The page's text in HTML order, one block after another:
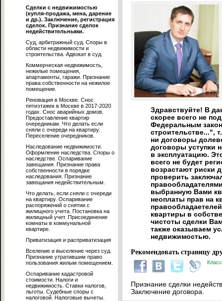
Сделки с недвижимостью
(купля-продажа, мена, дарение
и др.). Заключение, регистрация
сделок. Признание сделок
недействительными.
Суд, арбитражный суд. Споры в
области недвижимости и
строительства. Адвокат в суд.
Коммерческая недвижимость,
нежилые помещения,
апартаменты, гаражи. Признание
права собственности на нежилое
помещение.
Реновация в Москве. Снос
пятиэтажек в Москве в 2017-2020
годах. Снос аварийных домов.
Предоставление квартир
очередникам. Что делать если
сняли с очереди на квартиру.
Переселение очередников.
Наследование недвижимости.
Оформление наследства. Споры о
наследстве. Оспаривание
завещания. Признание права
собственности в порядке
наследования. Признание
завещания недействительным.
Что делать, если сняли с очереди
на квартиру. Оспаривание
распоряжений о снятии с
жилищного учета. Постановка на
жилищный учет. Присоединение
комнаты в коммунальной
квартире.
Приватизация и расприватизация
Вселение и выселение через суд.
Признание утратившим право
пользования жилым помещением.
Оспаривание кадастровой
стоимости. Налоги и
недвижимость. Ставки налогов,
льготы. Судебные споры с
налоговой. Налоговые вычеты.
Здравствуйте! В
скорее всего не
Федеральным
строительстве...",
ни договоры
договоры уступки
в эксплуатацию.
всего не будет
возрастают риски
проверить
выбранную Вами
неоплаты прав на
квартиры в
чистоты сделки
также оказываем
недвижимостью.
Рекомендовать страницу
Признание сделки
Заключение договора.